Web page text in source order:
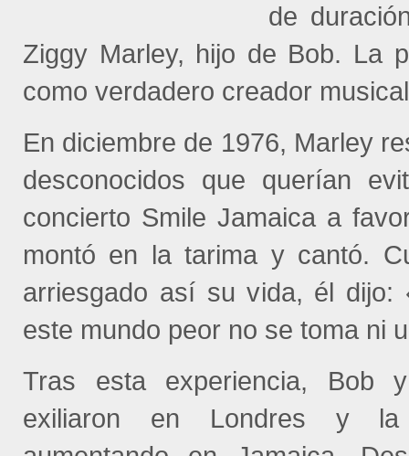
de
Ziggy Marley, hijo de Bob. La
como verdadero creador
En diciembre de 1976, Marley
desconocidos que querían
concierto Smile Jamaica a
montó en la tarima y cantó.
arriesgado así su vida, él dijo:
este mundo peor no se toma ni
Tras esta experiencia, Bob
exiliaron en Londres y la